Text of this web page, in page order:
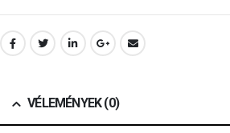
VÉLEMÉNYEK (0)